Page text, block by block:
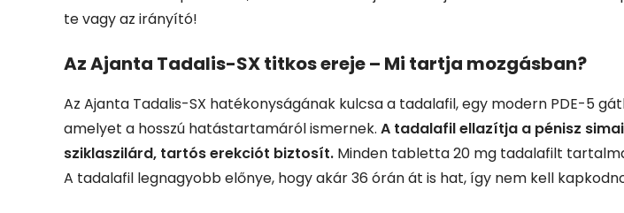
te vagy az irányító!
Az Ajanta Tadalis-SX titkos ereje – Mi tartja mozgásban?
Az Ajanta Tadalis-SX hatékonyságának kulcsa a tadalafil, egy modern PDE-5
amelyet a hosszú hatástartamáról ismernek. A tadalafil ellazítja a pénisz
sziklaszilárd, tartós erekciót biztosít. Minden tabletta 20 mg tadalafilt
A tadalafil legnagyobb előnye, hogy akár 36 órán át is hat, így nem kell